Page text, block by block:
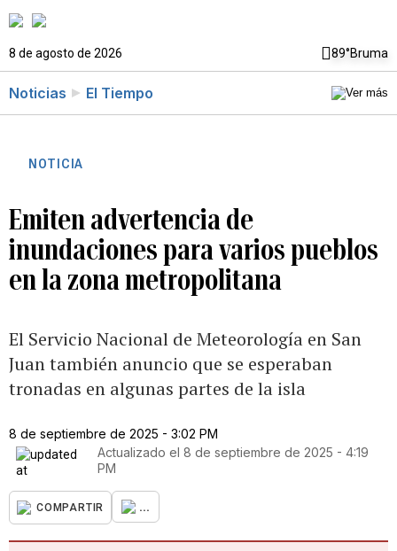
8 de agosto de 2026 89°Bruma
Noticias El Tiempo
NOTICIA
Emiten advertencia de
inundaciones para varios pueblos
en la zona metropolitana
El Servicio Nacional de Meteorología en San
Juan también anuncio que se esperaban
tronadas en algunas partes de la isla
8 de septiembre de 2025 - 3:02 PM
Actualizado el8 de septiembre de 2025 - 4:19
PM
COMPARTIR ...